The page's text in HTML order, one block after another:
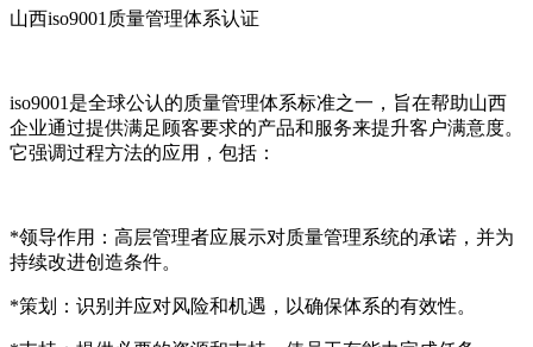
山西iso9001质量管理体系认证
iso9001是全球公认的质量管理体系标准之一，旨在帮助山西
企业通过提供满足顾客要求的产品和服务来提升客户满意度。
它强调过程方法的应用，包括：
*领导作用：高层管理者应展示对质量管理系统的承诺，并为
持续改进创造条件。
*策划：识别并应对风险和机遇，以确保体系的有效性。